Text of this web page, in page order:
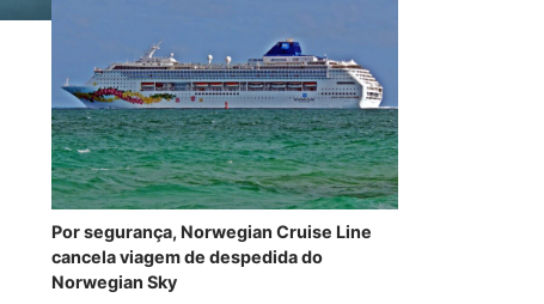
Por segurança, Norwegian Cruise Line
cancela viagem de despedida do
Norwegian Sky